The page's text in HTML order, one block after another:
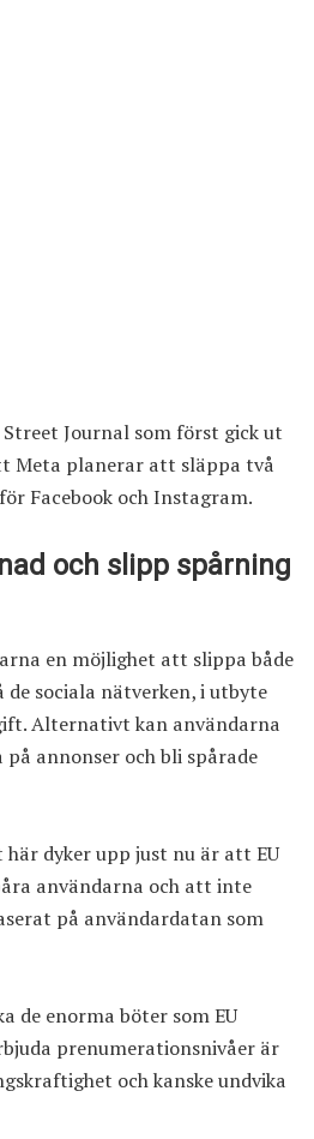
Journal som först gick ut
Meta planerar att släppa två
Facebook och Instagram.
och slipp spårning
en möjlighet att slippa både
sociala nätverken, i utbyte
Alternativt kan användarna
annonser och bli spårade
dyker upp just nu är att EU
användarna och att inte
på användardatan som
de enorma böter som EU
prenumerationsnivåer är
och kanske undvika